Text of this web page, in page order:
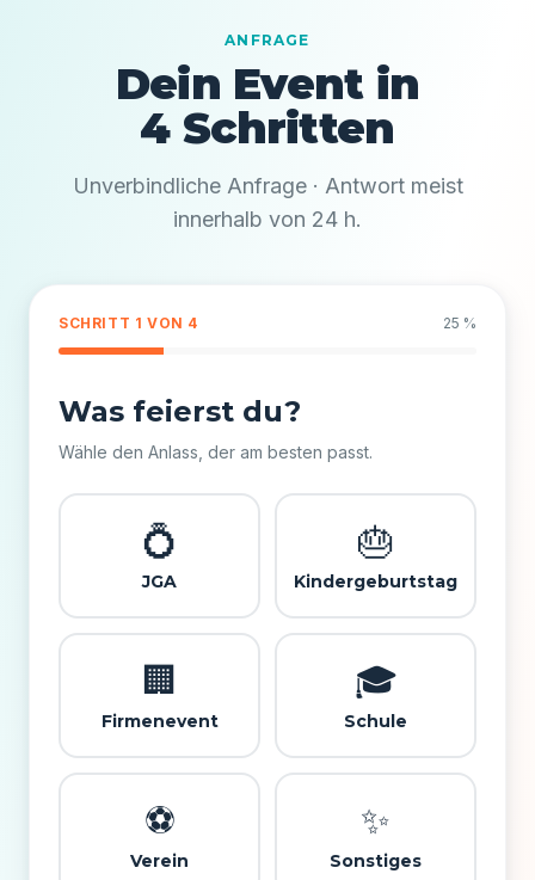
ANFRAGE
Dein Event in
4 Schritten
Unverbindliche Anfrage · Antwort meist
innerhalb von 24 h.
SCHRITT 1 VON 4 25 %
Was feierst du?
Wähle den Anlass, der am besten passt.
💍
JGA
🎂
Kinder­geburtstag
🏢
Firmenevent
🎓
Schule
⚽️
Verein
✨
Sonstiges